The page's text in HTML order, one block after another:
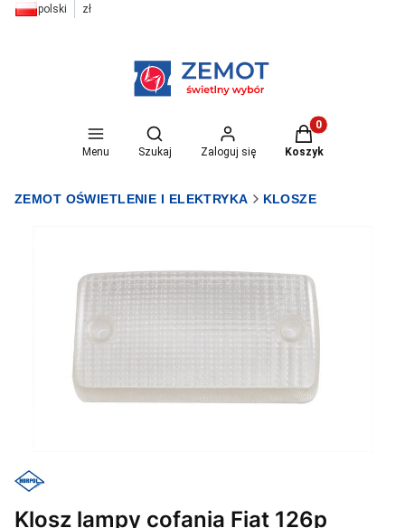
polski zł
Menu
Otwórz wyszukiwarkę
Szukaj Zaloguj się
Produkty w
Koszyk
ZEMOT OŚWIETLENIE I ELEKTRYKA KLOSZE
Klosz lampy cofania Fiat 126p